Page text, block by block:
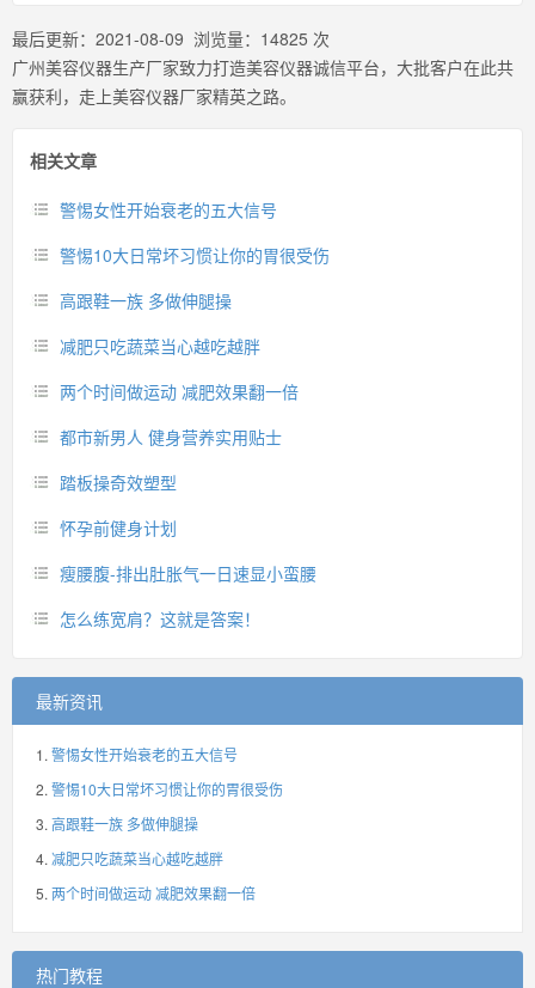
最后更新： 2021-08-09 浏览量： 14825 次
广州美容仪器生产厂家致力打造美容仪器诚信平台，大批客户在此共
赢获利，走上美容仪器厂家精英之路。
相关文章
警惕女性开始衰老的五大信号
警惕10大日常坏习惯让你的胃很受伤
高跟鞋一族 多做伸腿操
减肥只吃蔬菜当心越吃越胖
两个时间做运动 减肥效果翻一倍
都市新男人 健身营养实用贴士
踏板操奇效塑型
怀孕前健身计划
瘦腰腹-排出肚胀气一日速显小蛮腰
怎么练宽肩？这就是答案！
最新资讯
警惕女性开始衰老的五大信号
警惕10大日常坏习惯让你的胃很受伤
高跟鞋一族 多做伸腿操
减肥只吃蔬菜当心越吃越胖
两个时间做运动 减肥效果翻一倍
热门教程